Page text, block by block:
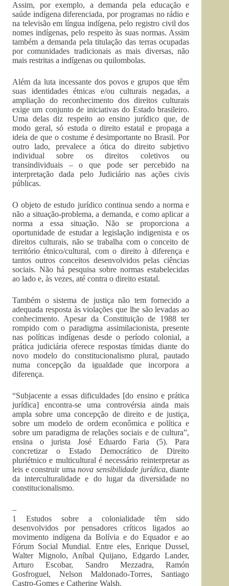
Assim, por exemplo, a demanda pela educação e
saúde indígena diferenciada, por programas no rádio e
na televisão em língua indígena, pelo registro civil dos
nomes indígenas, pelo respeito às suas normas. Assim
também a demanda pela titulação das terras ocupadas
por comunidades tradicionais as mais diversas, não
mais restritas a indígenas ou quilombolas.
Além da luta incessante dos povos e grupos que têm
suas identidades étnicas e/ou culturais negadas, a
ampliação do reconhecimento dos direitos culturais
exige um conjunto de iniciativas do Estado brasileiro.
Uma delas diz respeito ao ensino jurídico que, de
modo geral, só estuda o direito estatal e propaga a
ideia de que o costume é desimportante no Brasil. Por
outro lado, prevalece a ótica do direito subjetivo
individual sobre os direitos coletivos ou
transindividuais – o que pode ser percebido na
interpretação dada pelo Judiciário nas ações civis
públicas.
O objeto de estudo jurídico continua sendo a norma e
não a situação-problema, a demanda, e como aplicar a
norma a essa situação. Não se proporciona a
oportunidade de estudar a legislação indigenista e os
direitos culturais, não se trabalha com o conceito de
território étnico/cultural, com o direito à diferença e
tantos outros conceitos desenvolvidos pelas ciências
sociais. Não há pesquisa sobre normas estabelecidas
ao lado e, às vezes, até contra o direito estatal.
Também o sistema de justiça não tem fornecido a
adequada resposta às violações que lhe são levadas ao
conhecimento. Apesar da Constituição de 1988 ter
rompido com o paradigma assimilacionista, presente
nas políticas indígenas desde o período colonial, a
prática judiciária oferece respostas tímidas diante do
novo modelo do constitucionalismo plural, pautado
numa concepção da igualdade que incorpora a
diferença.
“Subjacente a essas dificuldades [do ensino e prática
jurídica] encontra-se uma controvérsia ainda mais
ampla sobre uma concepção de direito e de justiça,
sobre um modelo de ordem econômica e política e
sobre um paradigma de relações sociais e de cultura”,
ensina o jurista José Eduardo Faria (5). Para
concretizar o Estado Democrático de Direito
pluriétnico e multicultural é necessário reinterpretar as
leis e construir umanova sensibilidade jurídica, diante
da interculturalidade e do lugar da diversidade no
constitucionalismo.
–
1 Estudos sobre a colonialidade têm sido
desenvolvidos por pensadores críticos ligados ao
movimento indígena da Bolívia e do Equador e ao
Fórum Social Mundial. Entre eles, Enrique Dussel,
Walter Mignolo, Aníbal Quijano, Edgardo Lander,
Arturo Escobar, Sandro Mezzadra, Ramón
Gosfroguel, Nelson Maldonado-Torres, Santiago
Castro-Gomes e Catherine Walsh.